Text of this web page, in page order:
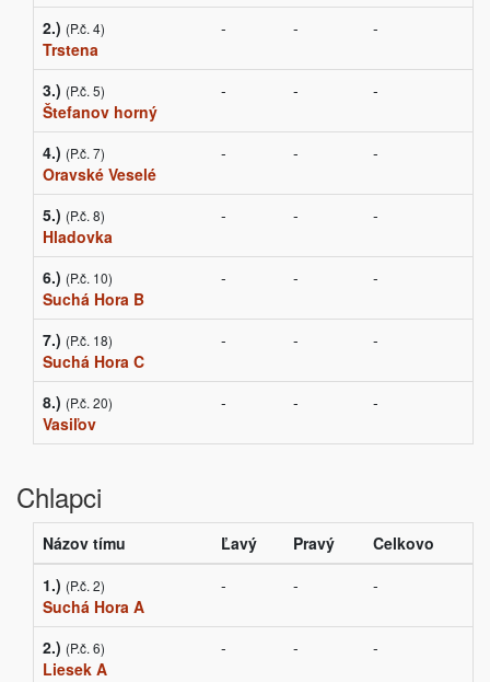
2.) (P.č. 4)
Trstena
- - -
3.) (P.č. 5)
Štefanov horný
- - -
4.) (P.č. 7)
Oravské Veselé
- - -
5.) (P.č. 8)
Hladovka
- - -
6.) (P.č. 10)
Suchá Hora B
- - -
7.) (P.č. 18)
Suchá Hora C
- - -
8.) (P.č. 20)
Vasiľov
- - -
Chlapci
Názov tímu Ľavý Pravý
Celkovo
1.) (P.č. 2)
Suchá Hora A
- - -
2.) (P.č. 6)
Liesek A
- - -